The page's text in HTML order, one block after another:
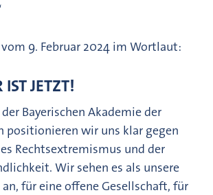
9. Februar 2024 im Wortlaut:
JETZT!
Bayerischen Akademie der
positionieren wir uns klar gegen
Rechtsextremismus und der
Wir sehen es als unsere
für eine offene Gesellschaft, für